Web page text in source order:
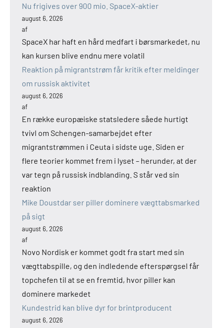
Nu frigives over 900 mio. SpaceX-aktier
august 6, 2026
af
SpaceX har haft en hård medfart i børsmarkedet, nu
kan kursen blive endnu mere volatil
Reaktion på migrantstrøm får kritik efter meldinger
om russisk aktivitet
august 6, 2026
af
En række europæiske statsledere såede hurtigt
tvivl om Schengen-samarbejdet efter
migrantstrømmen i Ceuta i sidste uge. Siden er
flere teorier kommet frem i lyset – herunder, at der
var tegn på russisk indblanding. S står ved sin
reaktion
Mike Doustdar ser piller dominere vægttabsmarked
på sigt
august 6, 2026
af
Novo Nordisk er kommet godt fra start med sin
vægttabspille, og den indledende efterspørgsel får
topchefen til at se en fremtid, hvor piller kan
dominere markedet
Kundestrid kan blive dyr for brintproducent
august 6, 2026